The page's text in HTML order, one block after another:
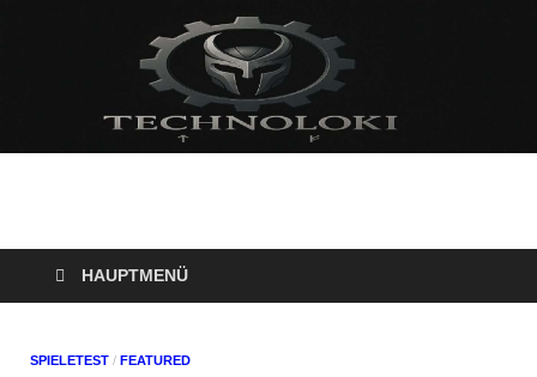
Technoloki: Gaming
und Entertainment
News
Blockbuster, Indie-Perlen und Retro-Klassiker.
HAUPTMENÜ
SPIELETEST / FEATURED